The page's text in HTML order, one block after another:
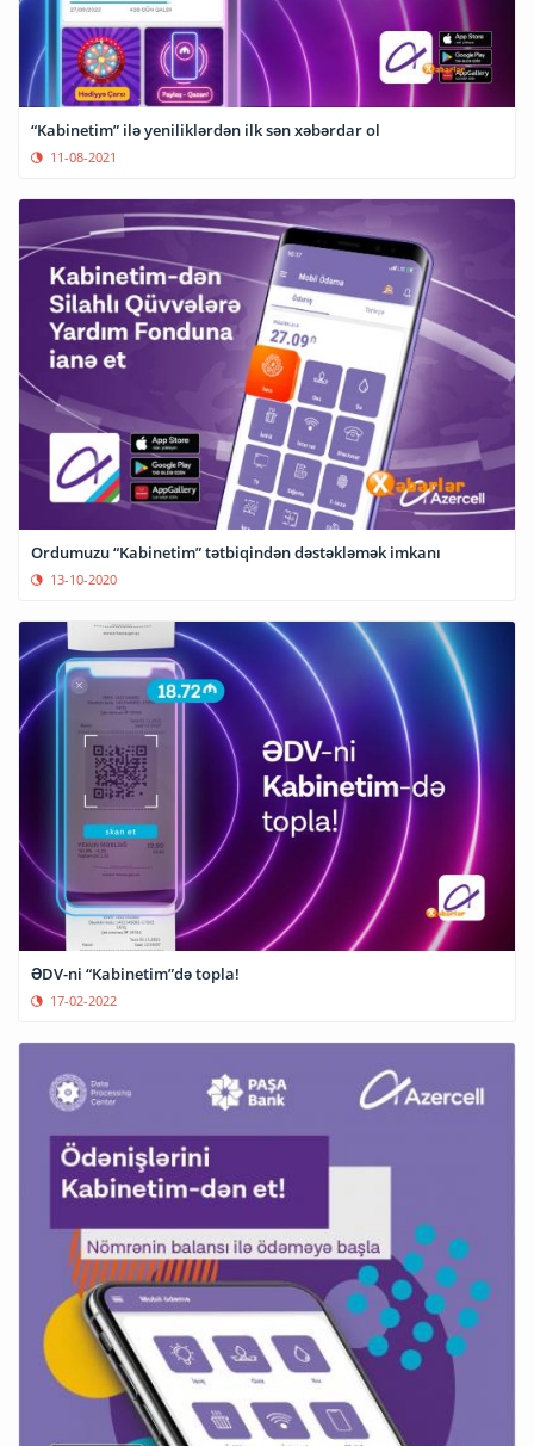
“Kabinetim” ilə yeniliklərdən ilk sən xəbərdar ol
11-08-2021
Ordumuzu “Kabinetim” tətbiqindən dəstəkləmək imkanı
13-10-2020
ƏDV-ni “Kabinetim”də topla!
17-02-2022